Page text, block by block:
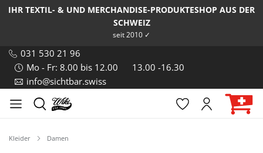
IHR TEXTIL- & UND MERCHANDISE-PRODUKTESHOP AUS DER
SCHWEIZ
seit 2010 ✓
031 530 21 96
Mo - Fr: 8.00 bis 12.00
13.00 -16.30
info@sichtbar.swiss
Kleider Damen